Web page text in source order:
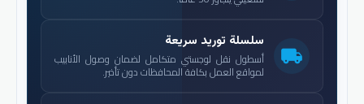
local_shipping
سلسلة توريد سريعة
أسطول نقل لوجستي متكامل لضمان وصول الأنابيب
لمواقع العمل بكافة المحافظات دون تأخير.